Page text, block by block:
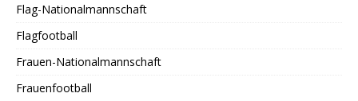
Flag-Nationalmannschaft
Flagfootball
Frauen-Nationalmannschaft
Frauenfootball